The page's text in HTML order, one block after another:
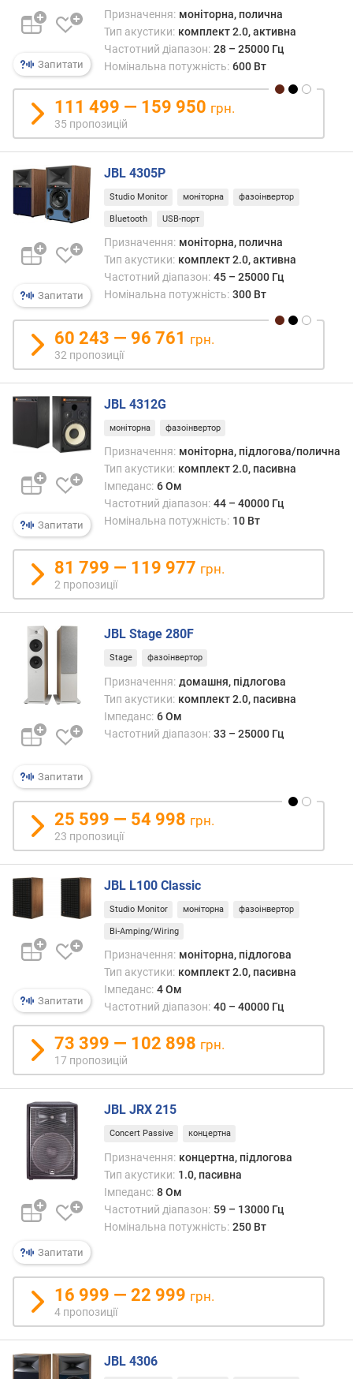
х
і
д
д
о
р
о
г
д
д
е
е
в
и
х
з
а
д
у
м
и
з
а
д
а
т
о
д
д
а
а
н
н
я
з
а
к
і
ь
к
с
т
ю
п
р
о
о
з
и
ц
і
у
т
л
и
в
і
с
Запитати
Призначення: моніторна, полична
Тип акустики: комплект 2.0, активна
Частотний діапазон: 28 – 25000 Гц
Номінальна потужність: 600 Вт
111 499 — 159 950 грн.
35 пропозицій
Запитати
JBL 4305P
Studio Monitor моніторна фазоінвертор
Bluetooth USB-порт
Призначення: моніторна, полична
Тип акустики: комплект 2.0, активна
Частотний діапазон: 45 – 25000 Гц
Номінальна потужність: 300 Вт
60 243 — 96 761 грн.
32 пропозиції
Запитати
JBL 4312G
моніторна фазоінвертор
Призначення: моніторна, підлогова/полична
Тип акустики: комплект 2.0, пасивна
Імпеданс: 6 Ом
Частотний діапазон: 44 – 40000 Гц
Номінальна потужність: 10 Вт
81 799 — 119 977 грн.
2 пропозиції
Запитати
JBL Stage 280F
Stage фазоінвертор
Призначення: домашня, підлогова
Тип акустики: комплект 2.0, пасивна
Імпеданс: 6 Ом
Частотний діапазон: 33 – 25000 Гц
25 599 — 54 998 грн.
23 пропозиції
Запитати
JBL L100 Classic
Studio Monitor моніторна фазоінвертор
Bi-Amping/Wiring
Призначення: моніторна, підлогова
Тип акустики: комплект 2.0, пасивна
Імпеданс: 4 Ом
Частотний діапазон: 40 – 40000 Гц
73 399 — 102 898 грн.
17 пропозицій
Запитати
JBL JRX 215
Concert Passive концертна
Призначення: концертна, підлогова
Тип акустики: 1.0, пасивна
Імпеданс: 8 Ом
Частотний діапазон: 59 – 13000 Гц
Номінальна потужність: 250 Вт
16 999 — 22 999 грн.
4 пропозиції
JBL 4306